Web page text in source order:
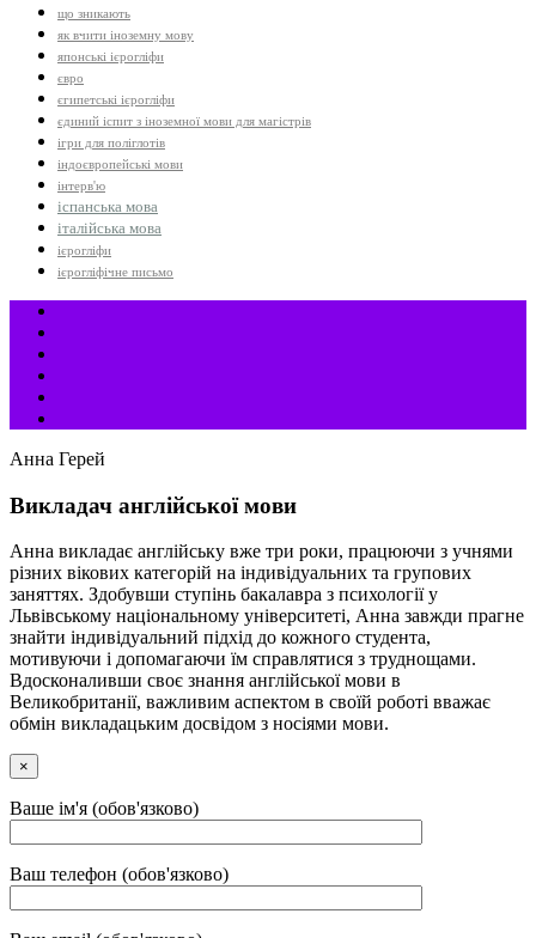
що зникають
як вчити іноземну мову
японські ієрогліфи
євро
єгипетські ієрогліфи
єдиний іспит з іноземної мови для магістрів
ігри для поліглотів
індоєвропейські мови
інтерв'ю
іспанська мова
італійська мова
ієрогліфи
ієрогліфічне письмо
Анна Герей
Викладач англійської мови
Анна викладає англійську вже три роки, працюючи з учнями
різних вікових категорій на індивідуальних та групових
заняттях. Здобувши ступінь бакалавра з психології у
Львівському національному університеті, Анна завжди прагне
знайти індивідуальний підхід до кожного студента,
мотивуючи і допомагаючи їм справлятися з труднощами.
Вдосконаливши своє знання англійської мови в
Великобританії, важливим аспектом в своїй роботі вважає
обмін викладацьким досвідом з носіями мови.
×
Ваше ім'я (обов'язково)
Ваш телефон (обов'язково)